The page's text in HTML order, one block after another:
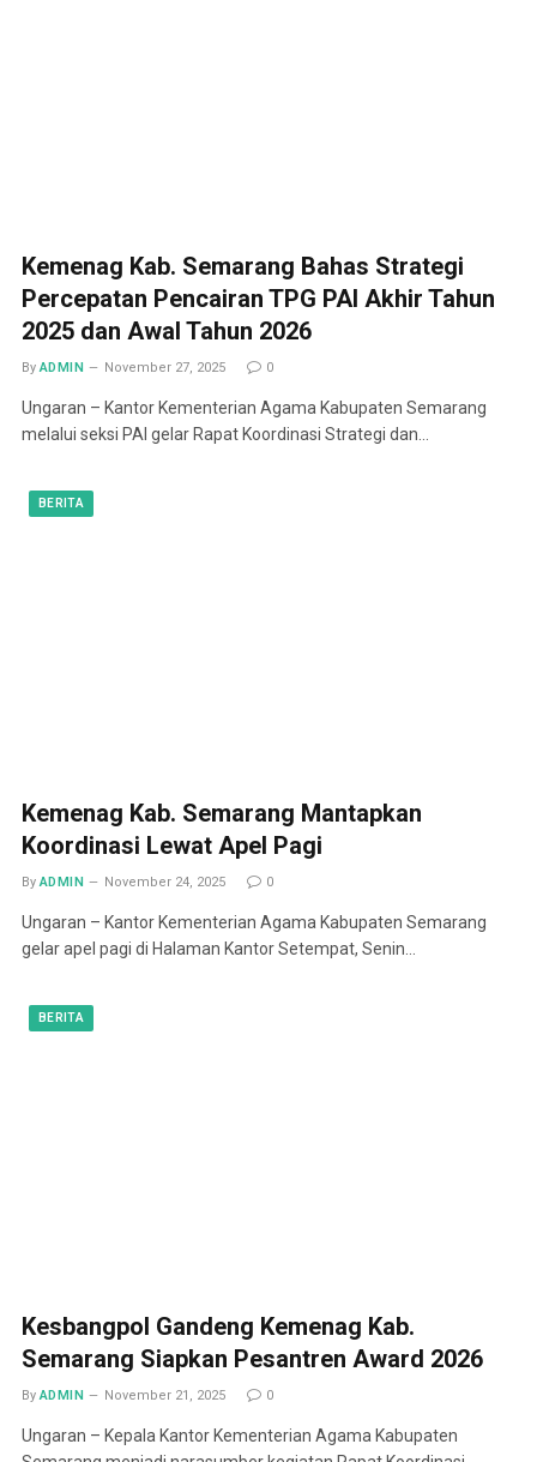
Kemenag Kab. Semarang Bahas Strategi
Percepatan Pencairan TPG PAI Akhir Tahun
2025 dan Awal Tahun 2026
By ADMIN November 27, 2025 0
Ungaran – Kantor Kementerian Agama Kabupaten Semarang
melalui seksi PAI gelar Rapat Koordinasi Strategi dan…
BERITA
Kemenag Kab. Semarang Mantapkan
Koordinasi Lewat Apel Pagi
By ADMIN November 24, 2025 0
Ungaran – Kantor Kementerian Agama Kabupaten Semarang
gelar apel pagi di Halaman Kantor Setempat, Senin…
BERITA
Kesbangpol Gandeng Kemenag Kab.
Semarang Siapkan Pesantren Award 2026
By ADMIN November 21, 2025 0
Ungaran – Kepala Kantor Kementerian Agama Kabupaten